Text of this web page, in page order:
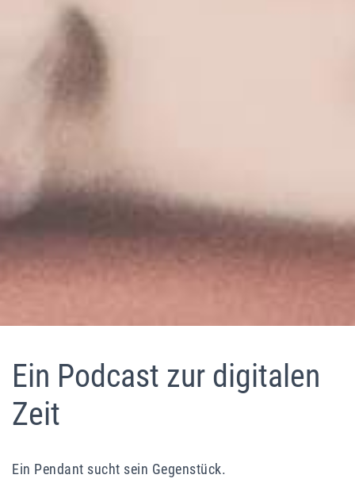
Podcast Pendant – Gespräche zur
digitalen Zeit
Ein Podcast zur digitalen
Zeit
Ein Pendant sucht sein Gegenstück.